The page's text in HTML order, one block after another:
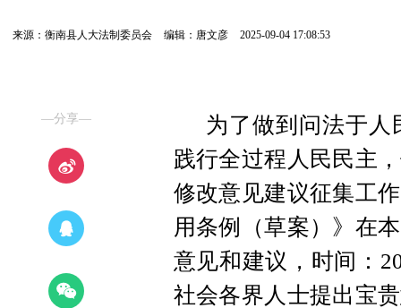
来源：衡南县人大法制委员会 编辑：唐文彦 2025-09-04 17:08:53
—分享—
为了做到问法于
践行全过程人民民主
修改意见建议征集工
用条例（草案）》在
意见和建议，时间：
社会各界人士提出宝